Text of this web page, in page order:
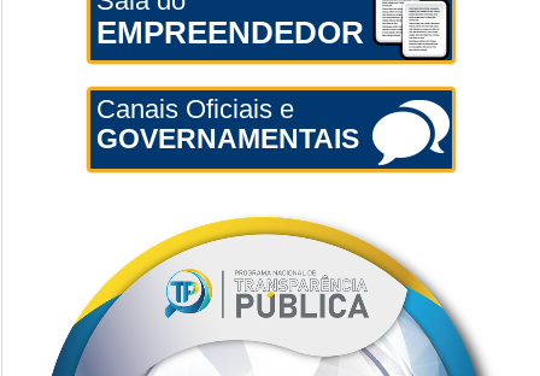
EMPREENDEDOR
Canais Oficiais e
GOVERNAMENTAIS